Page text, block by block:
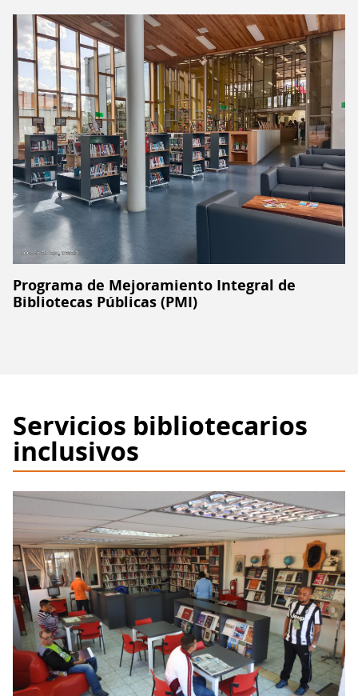
Programa de Mejoramiento Integral de
Bibliotecas Públicas (PMI)
Servicios bibliotecarios
inclusivos